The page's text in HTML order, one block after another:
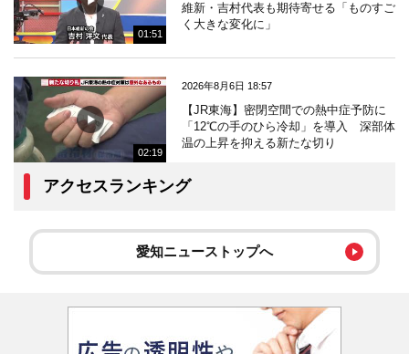
01:51
維新・吉村代表も期待寄せる「ものすご
く大きな変化に」
02:19
2026年8月6日 18:57
【JR東海】密閉空間での熱中症予防に
「12℃の手のひら冷却」を導入 深部体
温の上昇を抑える新たな切り
アクセスランキング
愛知ニューストップへ